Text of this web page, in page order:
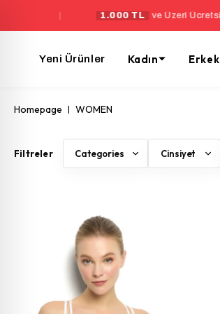
ve Üzeri Ücretsiz Kargo |
Yeni Ürünler Kadın Erkek
Homepage WOMEN
Categories Cinsiyet